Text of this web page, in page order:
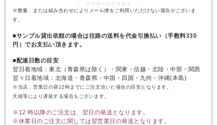
※数量、または組み合わせによりメール便をご利用いただけない場合がございま
す。
■サンプル貸出依頼の場合は往路の送料を代金引換払い（手数料330
円）でお支払い頂きます。
■配達日数の目安
翌日着地域：東北（青森県は除く）・関東・信越・北陸・中部・関西
翌々日着地域：北海道・青森県・中国・四国・九州・沖縄(本島)
※当店、営業日の昼12時までにご注文頂いた場合の目安となります。
天候等により遅延する場合もございます。
※12 時以降のご注文は、翌日の発送となります。
※休業日のご注文に関しては翌営業日の発送となります。